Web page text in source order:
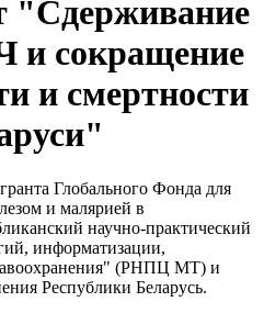
"Сдерживание
и сокращение
и смертности
Глобального Фонда для
и малярией в
научно-практический
информатизации,
(РНПЦ МТ) и
Республики Беларусь.